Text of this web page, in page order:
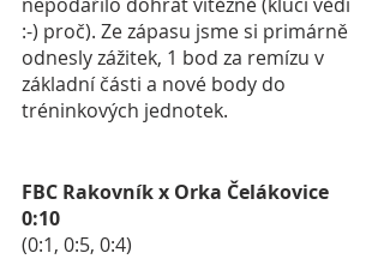
:-) proč). Ze zápasu jsme si primárně
odnesly zážitek, 1 bod za remízu v
základní části a nové body do
tréninkových jednotek.
FBC Rakovník x Orka Čelákovice
0:10
(0:1, 0:5, 0:4)